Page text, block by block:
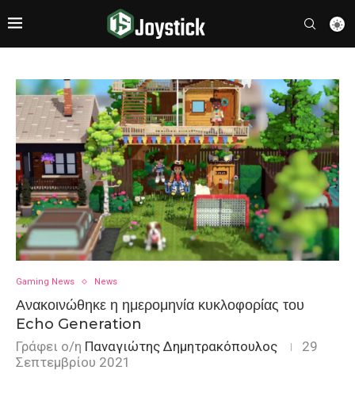
Gaming News News
Ανακοινώθηκε η ημερομηνία κυκλοφορίας του
Echo Generation
Γράφει ο/η Παναγιώτης Δημητρακόπουλος
29
Σεπτεμβρίου 2021